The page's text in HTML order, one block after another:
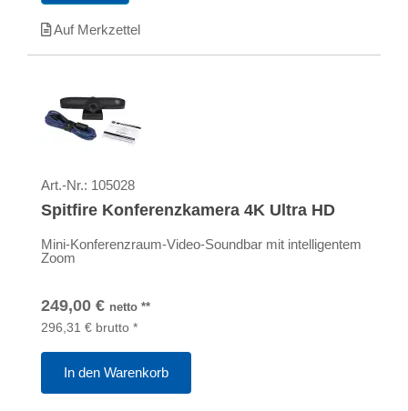
Auf Merkzettel
Art.-Nr.: 105028
Spitfire Konferenzkamera 4K Ultra HD
Mini-Konferenzraum-Video-Soundbar mit intelligentem
Zoom
249,00 € netto **
296,31 € brutto *
In den Warenkorb